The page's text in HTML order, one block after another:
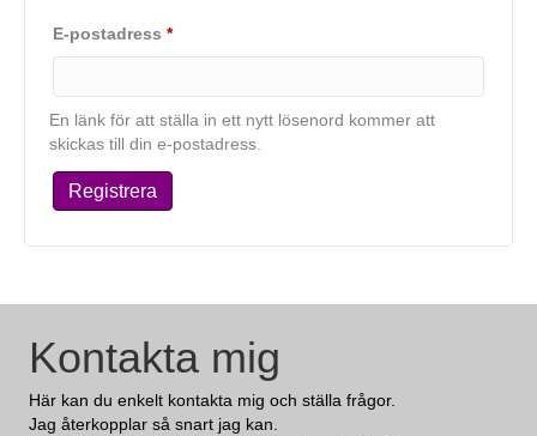
E-postadress *Obligatoriskt
En länk för att ställa in ett nytt lösenord kommer att
skickas till din e-postadress.
Registrera
Kontakta mig
Här kan du enkelt kontakta mig och ställa frågor.
Jag återkopplar så snart jag kan.